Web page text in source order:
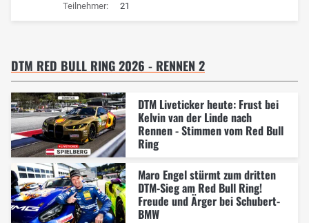
Teilnehmer: 21
DTM RED BULL RING 2026 - RENNEN 2
DTM Liveticker heute: Frust bei
Kelvin van der Linde nach
Rennen - Stimmen vom Red Bull
Ring
Maro Engel stürmt zum dritten
DTM-Sieg am Red Bull Ring!
Freude und Ärger bei Schubert-
BMW